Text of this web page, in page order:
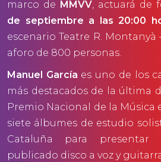
marco de MMVV , actuará de
de septiembre a las 20:00
escenario Teatre R. Montanyà
aforo de 800 personas.
Manuel García es uno de los
más destacados de la última
Premio Nacional de la Música
siete álbumes de estudio
Cataluña para presentar
publicado disco a voz y